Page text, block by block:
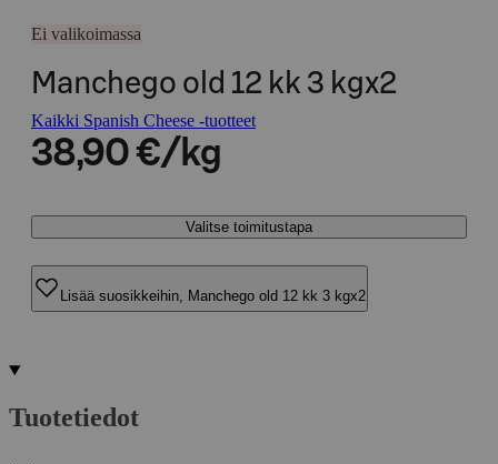
Ei valikoimassa
Manchego old 12 kk 3 kgx2
Kaikki Spanish Cheese -tuotteet
38,90 €/kg
Valitse toimitustapa
Lisää suosikkeihin, Manchego old 12 kk 3 kgx2
Tuotetiedot